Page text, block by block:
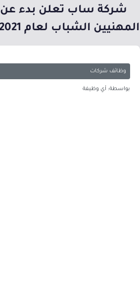
شركة ساب تعلن بدء عن
المهنيين الشباب لعام 2021م يُقام (عن بُعد)
وظائف شركات
بواسطة: أي وظيفة